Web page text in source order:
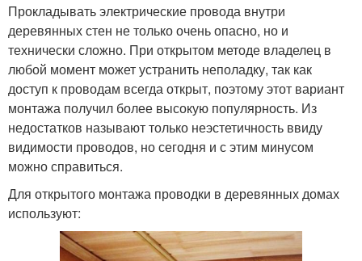
Закрытая проводка Ретро проводки
Материалы для ретро
проводки
Проводка на даче
Требования к проводке Скрытая проводка
Прокладывать электрические провода внутри
деревянных стен не только очень опасно, но и
технически сложно. При открытом методе владелец в
любой момент может устранить неполадку, так как
доступ к проводам всегда открыт, поэтому этот вариант
монтажа получил более высокую популярность. Из
недостатков называют только неэстетичность ввиду
видимости проводов, но сегодня и с этим минусом
можно справиться.
Для открытого монтажа проводки в деревянных домах
используют: